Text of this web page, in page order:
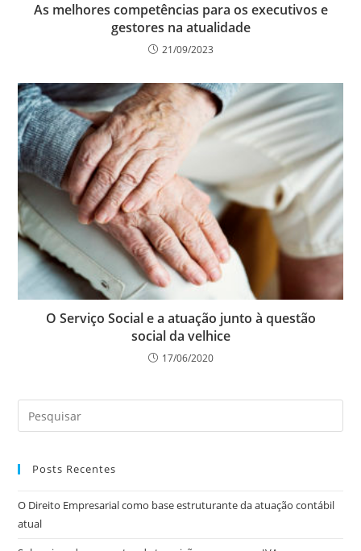
As melhores competências para os executivos e
gestores na atualidade
21/09/2023
O Serviço Social e a atuação junto à questão
social da velhice
17/06/2020
Posts Recentes
O Direito Empresarial como base estruturante da atuação contábil
atual